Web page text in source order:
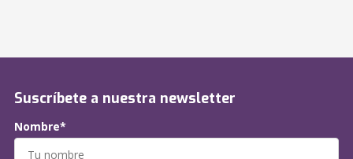
Suscríbete a nuestra newsletter
Nombre*